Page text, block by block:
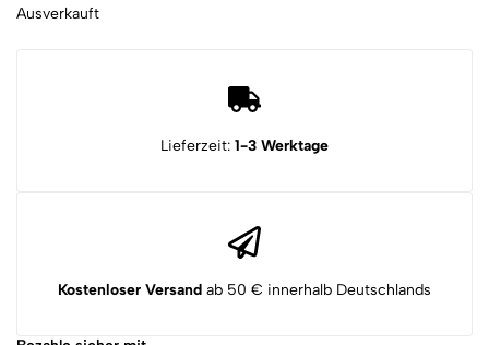
Ausverkauft
Lieferzeit: 1-3 Werktage
Kostenloser Versand ab 50 € innerhalb Deutschlands